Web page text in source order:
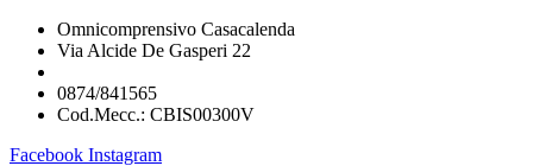
Omnicomprensivo Casacalenda
Via Alcide De Gasperi 22
0874/841565
Cod.Mecc.: CBIS00300V
Facebook Instagram